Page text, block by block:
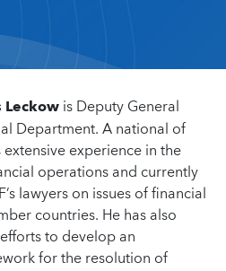
Leckowis Deputy General
Department. A national of
experience in the
operations and currently
lawyers on issues of financial
countries. He has also
to develop an
for the resolution of